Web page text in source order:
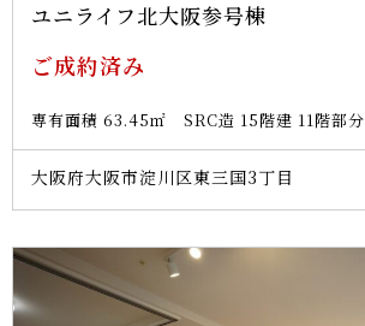
ユニライフ北大阪参号棟
ご成約済み
専有面積 63.45㎡ SRC造 15階建 11階部分
大阪府大阪市淀川区東三国3丁目